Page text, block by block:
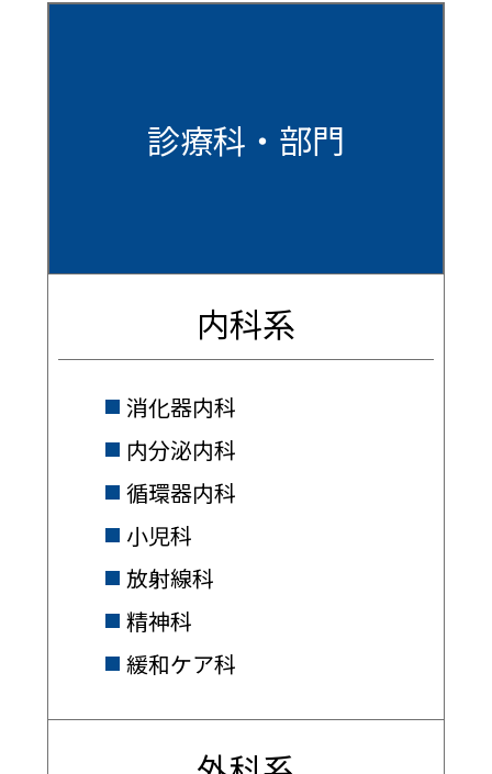
診療科・部門
内科系
消化器内科
内分泌内科
循環器内科
小児科
放射線科
精神科
緩和ケア科